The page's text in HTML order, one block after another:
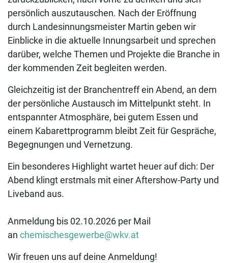
persönlich auszutauschen. Nach der Eröffnung
durch Landesinnungsmeister Martin geben wir
Einblicke in die aktuelle Innungsarbeit und sprechen
darüber, welche Themen und Projekte die Branche in
der kommenden Zeit begleiten werden.
Gleichzeitig ist der Branchentreff ein Abend, an dem
der persönliche Austausch im Mittelpunkt steht. In
entspannter Atmosphäre, bei gutem Essen und
einem Kabarettprogramm bleibt Zeit für Gespräche,
Begegnungen und Vernetzung.
Ein besonderes Highlight wartet heuer auf dich: Der
Abend klingt erstmals mit einer Aftershow-Party und
Liveband aus.
Anmeldung bis 02.10.2026 per Mail
an chemischesgewerbe@wkv.at
Wir freuen uns auf deine Anmeldung!